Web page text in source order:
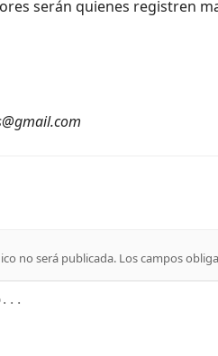
serán quienes registren
no será publicada. Los campos